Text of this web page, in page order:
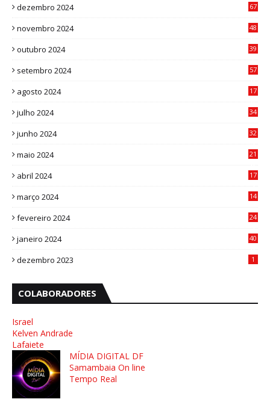
dezembro 2024
67
novembro 2024
48
outubro 2024
39
setembro 2024
57
agosto 2024
17
julho 2024
34
junho 2024
32
maio 2024
21
abril 2024
17
março 2024
14
fevereiro 2024
24
janeiro 2024
40
dezembro 2023 1
COLABORADORES
Israel
Kelven Andrade
Lafaiete
MÍDIA DIGITAL DF
Samambaia On line
Tempo Real